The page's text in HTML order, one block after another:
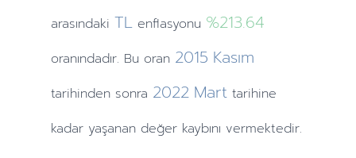
arasındaki TLenflasyonu %213.64
oranındadır. Bu oran 2015 Kasım
tarihindensonra 2022 Mart tarihine
kadar yaşanan değer kaybını vermektedir.